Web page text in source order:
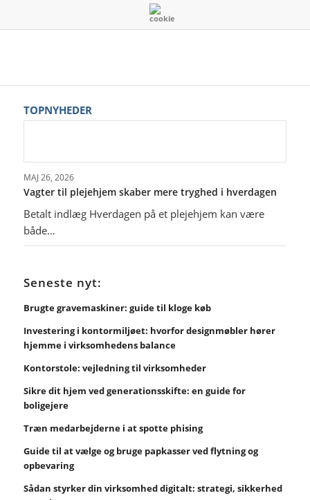
TOPNYHEDER
MAJ 26, 2026
Vagter til plejehjem skaber mere tryghed i hverdagen
Betalt indlæg Hverdagen på et plejehjem kan være
både…
Seneste nyt:
Brugte gravemaskiner: guide til kloge køb
Investering i kontormiljøet: hvorfor designmøbler hører
hjemme i virksomhedens balance
Kontorstole: vejledning til virksomheder
Sikre dit hjem ved generationsskifte: en guide for
boligejere
Træn medarbejderne i at spotte phising
Guide til at vælge og bruge papkasser ved flytning og
opbevaring
Sådan styrker din virksomhed digitalt: strategi, sikkerhed